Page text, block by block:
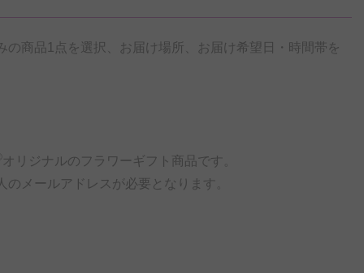
商品1点を選択、お届け場所、お届け希望日・時間帯を
オリジナルのフラワーギフト商品です。
メールアドレスが必要となります。